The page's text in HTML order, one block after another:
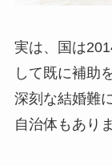
実は、国は
して既に補助
深刻な結婚難
自治体もあり